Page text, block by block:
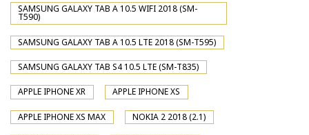
SAMSUNG GALAXY TAB A 10.5 WIFI 2018 (SM-
T590)
SAMSUNG GALAXY TAB A 10.5 LTE 2018 (SM-T595)
SAMSUNG GALAXY TAB S4 10.5 LTE (SM-T835)
APPLE IPHONE XR APPLE IPHONE XS
APPLE IPHONE XS MAX NOKIA 2 2018 (2.1)